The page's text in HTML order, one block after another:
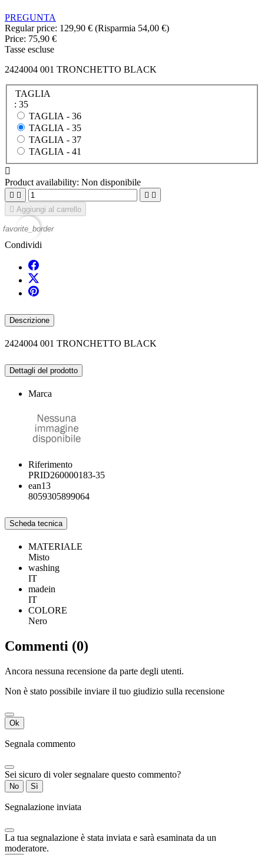
PREGUNTA
Regular price: 129,90 € (Risparmia 54,00 €)
Price: 75,90 €
Tasse escluse
2424004 001 TRONCHETTO BLACK
TAGLIA
: 35
TAGLIA - 36
TAGLIA - 35
TAGLIA - 37
TAGLIA - 41

Product availability: Non disponibile
   
 Aggiungi al carrello
favorite_border
Condividi
Descrizione
2424004 001 TRONCHETTO BLACK
Dettagli del prodotto
Marca
Riferimento
PRID260000183-35
ean13
8059305899064
Scheda tecnica
MATERIALE
Misto
washing
IT
madein
IT
COLORE
Nero
Commenti (0)
Ancora nessuna recensione da parte degli utenti.
Non è stato possibile inviare il tuo giudizio sulla recensione
Ok
Segnala commento
Sei sicuro di voler segnalare questo commento?
No Sì
Segnalazione inviata
La tua segnalazione è stata inviata e sarà esaminata da un
moderatore.